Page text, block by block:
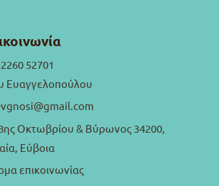
52701
Ευαγγελοπούλου
Οκτωβρίου & Βύρωνος 34200,
Εύβοια
επικοινωνίας